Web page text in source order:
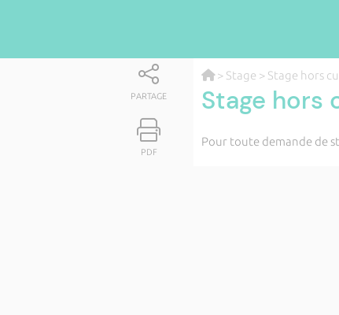
PARTAGE
PDF
> Stage > Stage hors
Stage hors
Pour toute demande de